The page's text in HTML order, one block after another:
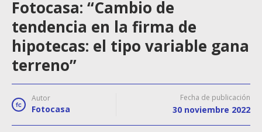
Fotocasa: “Cambio de
tendencia en la firma de
hipotecas: el tipo variable gana
terreno”
Autor
Fotocasa
Fecha de publicación
30 noviembre 2022